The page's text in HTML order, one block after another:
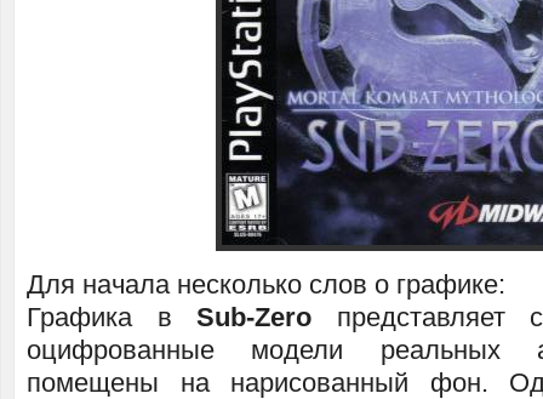
Для начала несколько слов о графике:
Графика вSub-Zero
оцифрованные модели реальных
помещены на нарисованный фон.